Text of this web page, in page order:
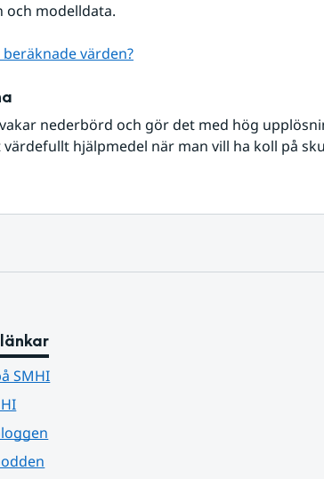
modelldata.
värden?
nederbörd och gör det med hög
hjälpmedel när man vill ha koll på
SMHI